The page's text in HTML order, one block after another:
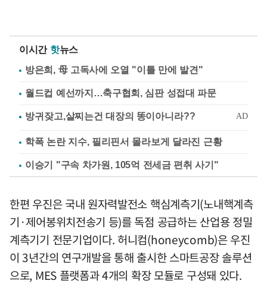
이시간 핫뉴스
방은희, 母 고독사에 오열 "이틀 만에 발견"
월드컵 예선까지…축구협회, 심판 성접대 파문
학폭 논란 지수, 필리핀서 몰라보게 달라진 근황
이승기 "구속 차가원, 105억 전세금 편취 사기"
한편 우진은 국내 원자력발전소 핵심계측기(노내핵계측
기·제어봉위치전송기 등)를 독점 공급하는 산업용 정밀
계측기기 전문기업이다. 허니컴(honeycomb)은 우진
이 3년간의 연구개발을 통해 출시한 스마트공장 솔루션
으로, MES 플랫폼과 4개의 확장 모듈로 구성돼 있다.